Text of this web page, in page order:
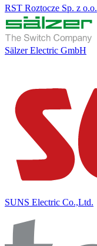
RST Roztocze Sp. z o.o.
Sälzer Electric GmbH
SUNS Electric Co.,Ltd.